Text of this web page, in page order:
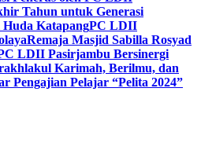
Tahun untuk Generasi
Huda KatapangPC LDII
Remaja Masjid Sabilla Rosyad
LDII Pasirjambu Bersinergi
Karimah, Berilmu, dan
Pengajian Pelajar “Pelita 2024”